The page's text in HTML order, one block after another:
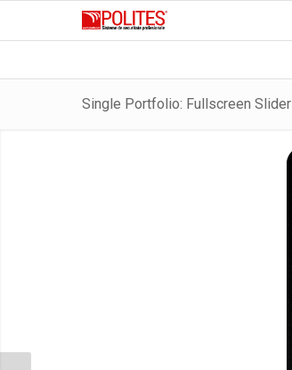
Single Portfolio: Fullscreen Slider